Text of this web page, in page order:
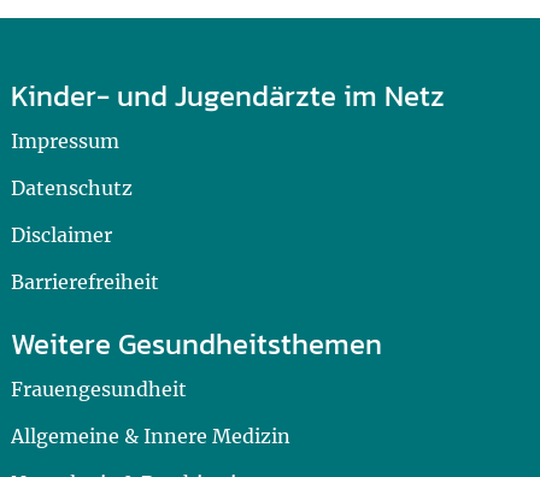
Kinder- und Jugendärzte im Netz
Impressum
Datenschutz
Disclaimer
Barrierefreiheit
Weitere Gesundheitsthemen
Frauengesundheit
Allgemeine & Innere Medizin